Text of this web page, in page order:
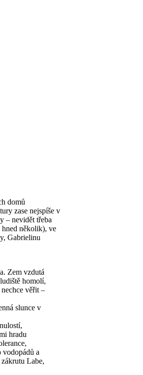
domů
zase nejspíše v
– nevidět třeba
hned několik), ve
Gabrielinu
Zem vzdutá
homolí,
věřit –
slunce v
hradu
vodopádů a
Labe,